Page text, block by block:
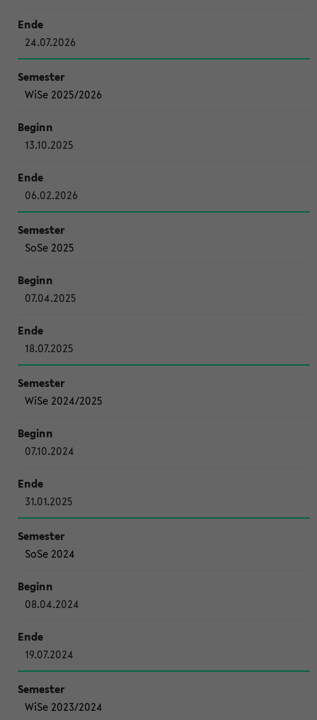
24.07.2026
WiSe 2025/2026
13.10.2025
06.02.2026
SoSe 2025
07.04.2025
18.07.2025
WiSe 2024/2025
07.10.2024
31.01.2025
SoSe 2024
08.04.2024
19.07.2024
WiSe 2023/2024